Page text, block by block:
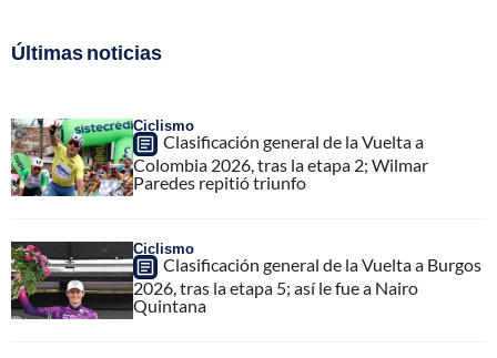
Últimas noticias
Ciclismo
Clasificación general de la Vuelta a
Colombia 2026, tras la etapa 2; Wilmar
Paredes repitió triunfo
Ciclismo
Clasificación general de la Vuelta a Burgos
2026, tras la etapa 5; así le fue a Nairo
Quintana